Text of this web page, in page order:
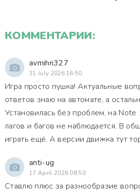
КОММЕНТАРИИ:
avmihn327
31 July 2026 16:50
Игра просто пушка! Актуальные
ответов знаю на автомате, а
Установилась без проблем, на Note
лагов и багов не наблюдается. В
играть ещё. А версии движка тут
anti-ug
17 April 2026 08:50
Ставлю плюс за разнообразие